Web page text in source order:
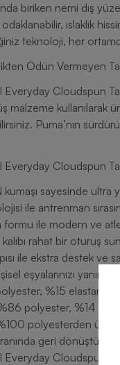
biriken nemi dış
ıslaklık
teknoloji, her
Ödün Vermeyen
Everyday Cloudspun
malzeme kullanılarak
Puma’nın
Everyday Cloudspun
kumaşı sayesinde
ile antrenman
formu ile modern ve
rahat bir oturuş
ile ekstra destek ve
eşyalarınızı
%15 elastan
polyester, %14
polyesterden
geri
Everyday Cloudspun